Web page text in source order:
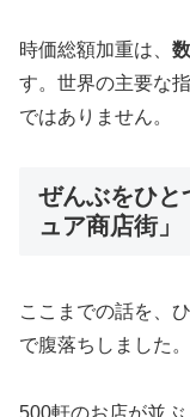
時価総額加重は、
す。世界の主要な
ではありません。
ぜんぶをひ
ュア商店街」
ここまでの話を、
で腹落ちしました。
500軒のお店が並ぶ